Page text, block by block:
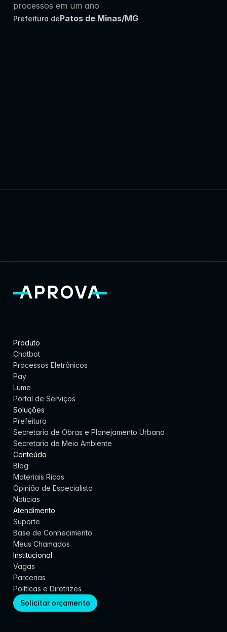
processos em um ano
Prefeitura dePatos de Minas/MG
Produto
Chatbot
Processos Eletrônicos
Pay
Lume
Portal de Serviços
Soluções
Prefeitura
Secretaria de Obras e Planejamento Urbano
Secretaria de Meio Ambiente
Conteúdo
Blog
Materiais Ricos
Opinião de Especialista
Notícias
Atendimento
Suporte
Base de Conhecimento
Meus Chamados
Institucional
Vagas
Parcerias
Políticas e Diretrizes
Solicitar orçamento